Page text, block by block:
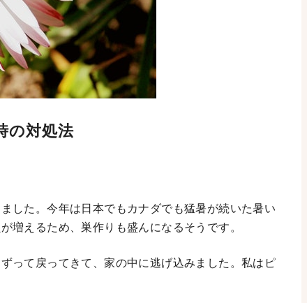
の対処法
した。今年は日本でもカナダでも猛暑が続いた暑い
増えるため、巣作りも盛んになるそうです。
って戻ってきて、家の中に逃げ込みました。私はピ